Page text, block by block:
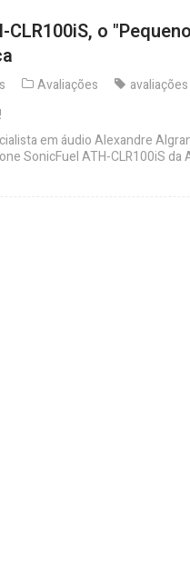
CLR100iS, o
Avaliações avaliações
em áudio Alexandre
SonicFuel ATH-CLR100iS da